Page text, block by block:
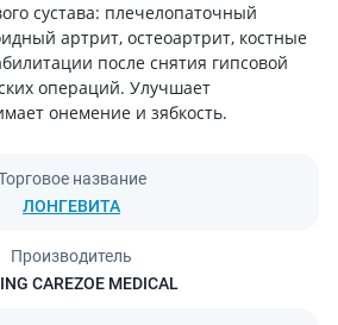
сустава: плечелопаточный
артрит, остеоартрит, костные
после снятия гипсовой
операций. Улучшает
онемение и зябкость.
название
ЛОНГЕВИТА
Производитель
CAREZOE MEDICAL